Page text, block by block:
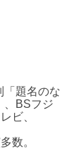
「題名のな
、BSフジ
ビ、
数。